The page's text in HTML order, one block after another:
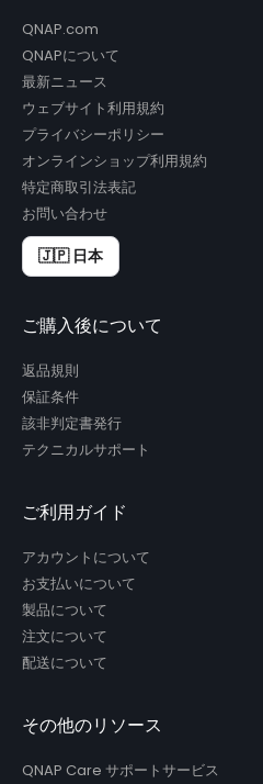
QNAP.com
QNAPについて
最新ニュース
ウェブサイト利用規約
プライバシーポリシー
オンラインショップ利用規約
特定商取引法表記
お問い合わせ
🇯🇵 日本
ご購入後について
返品規則
保証条件
該非判定書発行
テクニカルサポート
ご利用ガイド
アカウントについて
お支払いについて
製品について
注文について
配送について
その他のリソース
QNAP Care サポートサービス